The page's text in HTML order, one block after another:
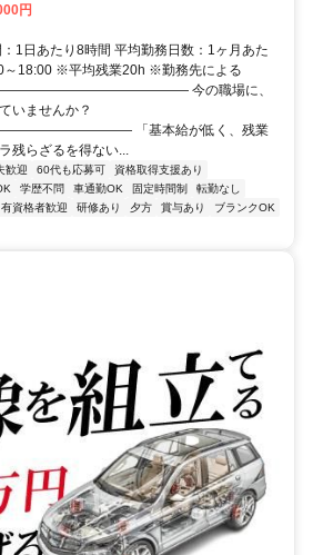
円
1日あたり8時間 平均勤務日数：1ヶ月あた
～18:00 ※平均残業20h ※勤務先による
今の職場に、
いませんか？
「基本給が低く、残業
残らざるを得ない...
歓迎 60代も応募可
資格取得支援あり
学歴不問 車通勤OK 固定時間制
転勤なし
有資格者歓迎 研修あり 夕方 賞与あり
ブランクOK